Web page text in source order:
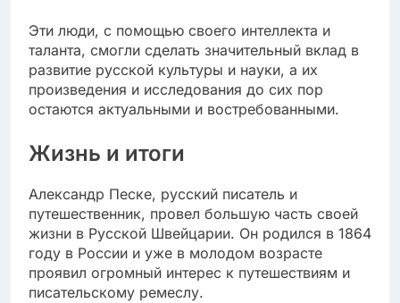
Эти люди, с помощью своего интеллекта и
таланта, смогли сделать значительный вклад в
развитие русской культуры и науки, а их
произведения и исследования до сих пор
остаются актуальными и востребованными.
Жизнь и итоги
Александр Песке, русский писатель и
путешественник, провел большую часть своей
жизни в Русской Швейцарии. Он родился в 1864
году в России и уже в молодом возрасте
проявил огромный интерес к путешествиям и
писательскому ремеслу.